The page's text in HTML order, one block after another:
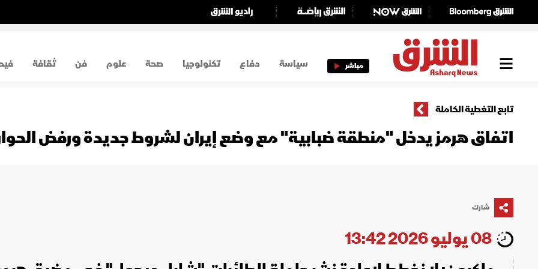
مباشر سياسة دفاع تكنولوجيا صحة علوم فن ثقافة
تابع التغطية الكاملة
اتفاق هرمز يدخل "منطقة ضبابية" مع وضع إيران لشروط جديدة ورفض
شارك
08 يوليو 2026 13:42